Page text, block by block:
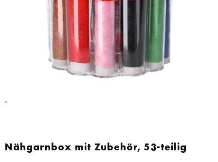
Nähgarnbox mit Zubehör, 53-teilig
Anfang